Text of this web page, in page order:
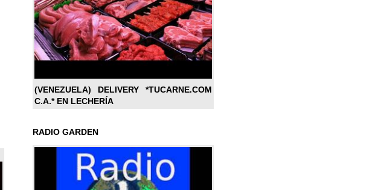
(VENEZUELA) DELIVERY *TUCARNE.COM
C.A.* EN LECHERÍA
RADIO GARDEN